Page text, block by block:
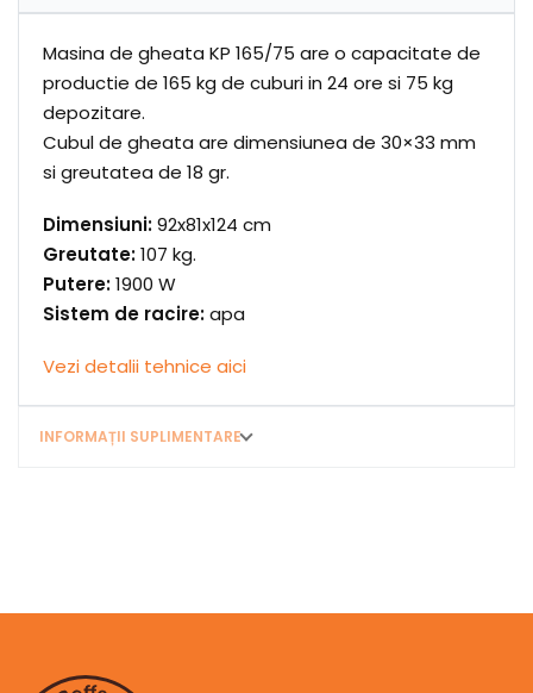
Masina de gheata KP 165/75 are o capacitate de
productie de 165 kg de cuburi in 24 ore si 75 kg
depozitare.
Cubul de gheata are dimensiunea de 30×33 mm
si greutatea de 18 gr.
Dimensiuni:92x81x124 cm
Greutate:107 kg.
Putere:1900 W
Sistem de racire:apa
Vezi detalii tehnice aici
INFORMAȚII SUPLIMENTARE